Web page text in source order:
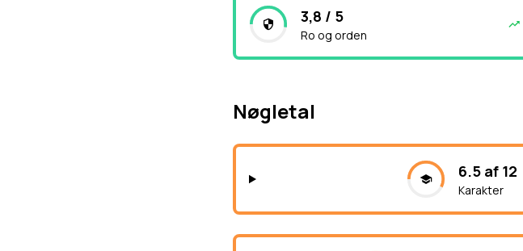
3,8 / 5
Ro og orden
Nøgletal
6.5 af 12
Karakter